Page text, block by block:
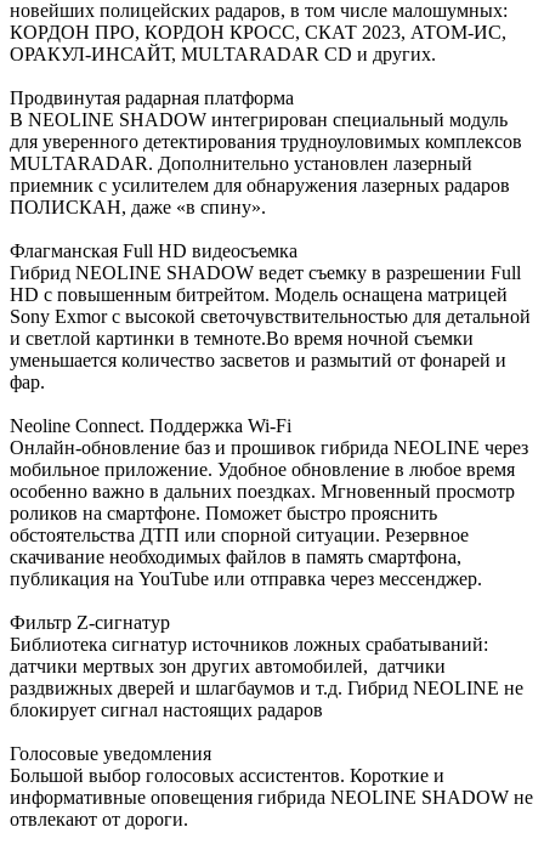
новейших полицейских радаров, в том числе малошумных:
КОРДОН ПРО, КОРДОН КРОСС, СКАТ 2023, АТОМ-ИС,
ОРАКУЛ-ИНСАЙТ, MULTARADAR CD и других.
Продвинутая радарная платформа
В NEOLINE SHADOW интегрирован специальный модуль
для уверенного детектирования трудноуловимых комплексов
MULTARADAR. Дополнительно установлен лазерный
приемник с усилителем для обнаружения лазерных радаров
ПОЛИСКАН, даже «в спину».
Флагманская Full HD видеосъемка
Гибрид NEOLINE SHADOW ведет съемку в разрешении Full
HD с повышенным битрейтом. Модель оснащена матрицей
Sony Exmor с высокой светочувствительностью для детальной
и светлой картинки в темноте.Во время ночной съемки
уменьшается количество засветов и размытий от фонарей и
фар.
Neoline Connect. Поддержка Wi-Fi
Онлайн-обновление баз и прошивок гибрида NEOLINE через
мобильное приложение. Удобное обновление в любое время
особенно важно в дальних поездках. Мгновенный просмотр
роликов на смартфоне. Поможет быстро прояснить
обстоятельства ДТП или спорной ситуации. Резервное
скачивание необходимых файлов в память смартфона,
публикация на YouTube или отправка через мессенджер.
Фильтр Z-сигнатур
Библиотека сигнатур источников ложных срабатываний:
датчики мертвых зон других автомобилей, датчики
раздвижных дверей и шлагбаумов и т.д. Гибрид NEOLINE не
блокирует сигнал настоящих радаров
Голосовые уведомления
Большой выбор голосовых ассистентов. Короткие и
информативные оповещения гибрида NEOLINE SHADOW не
отвлекают от дороги.